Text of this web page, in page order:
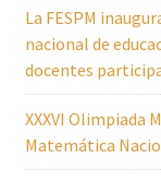
La FESPM
nacional de
docentes
XXXVI Olimpiada
Matemática